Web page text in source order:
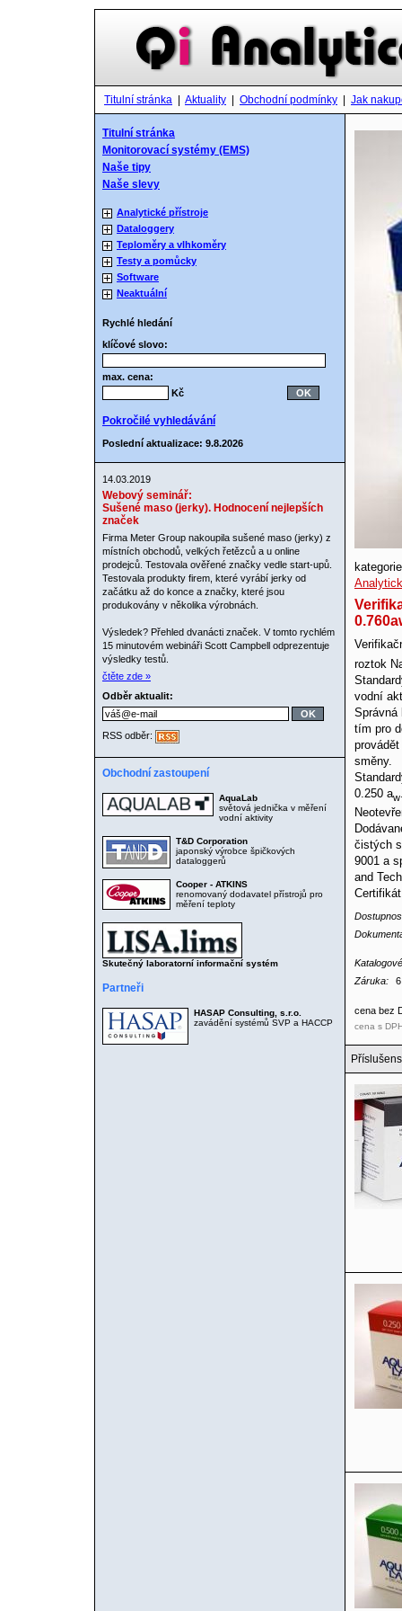
Titulní stránka Aktuality Obchodní podmínky Jak
roztok
vodní
Správná
tím pro
směny.
0.250 aw
čistých
9001 a
and
Záruka:
cena bez
cena s
Titulní stránka
Monitorovací systémy (EMS)
Naše tipy
Naše slevy
Analytické přístroje
Dataloggery
Teploměry a vlhkoměry
Testy a pomůcky
Software
Neaktuální
Rychlé hledání
klíčové slovo:
max. cena:
Kč
Pokročilé vyhledávání
Poslední aktualizace: 9.8.2026
14.03.2019
Webový seminář:
Sušené maso (jerky). Hodnocení nejlepších
značek
Firma Meter Group nakoupila sušené maso (jerky) z
místních obchodů, velkých řetězců a u online
prodejců. Testovala ověřené značky vedle start-upů.
Testovala produkty firem, které vyrábí jerky od
začátku až do konce a značky, které jsou
produkovány v několika výrobnách.
Výsledek? Přehled dvanácti značek. V tomto rychlém
15 minutovém webináři Scott Campbell odprezentuje
výsledky testů.
čtěte zde »
Odběr aktualit:
RSS odběr:
Obchodní zastoupení
AquaLab
světová jednička v měření
vodní aktivity
T&D Corporation
japonský výrobce špičkových
dataloggerů
Cooper - ATKINS
renomovaný dodavatel přístrojů pro
měření teploty
Skutečný laboratorní informační systém
Partneři
HASAP Consulting, s.r.o.
zavádění systémů SVP a HACCP